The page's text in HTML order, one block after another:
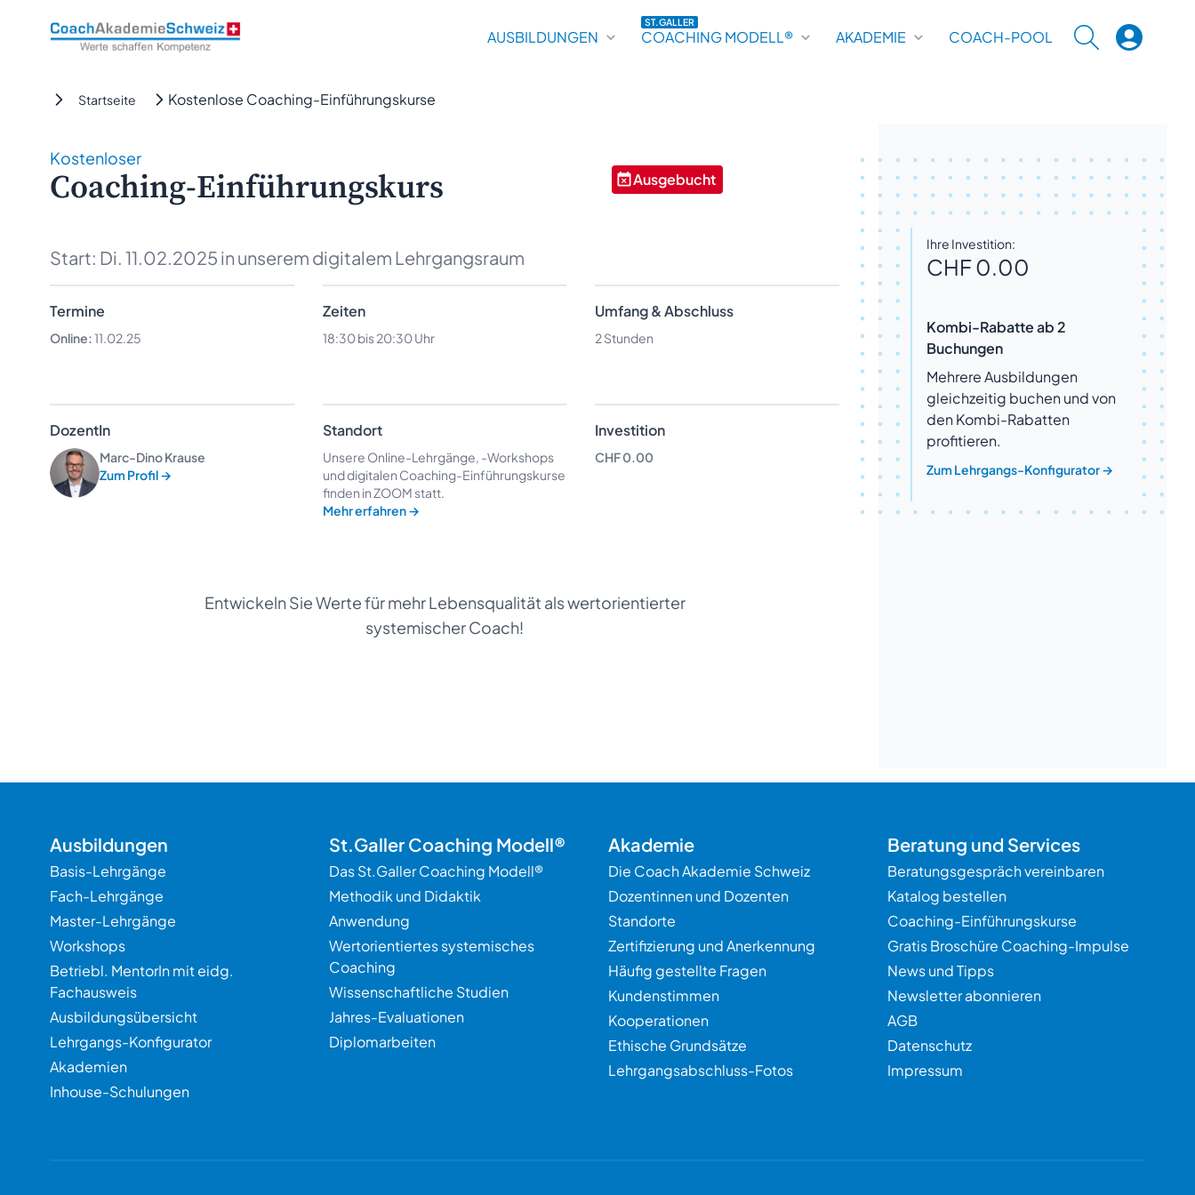
CoachAkademieSchweiz AUSBILDUNGEN
ST.GALLER
COACHING MODELL® AKADEMIE COACH-POOL SUCHE
Startseite Kostenlose Coaching-Einführungskurse
Kostenloser
Coaching-Einführungskurs Ausgebucht
Ihre Investition:
CHF 0.00
Kombi-Rabatte ab 2
Buchungen
Mehrere Ausbildungen
gleichzeitig buchen und von
den Kombi-Rabatten
profitieren.
Zum Lehrgangs-Konfigurator→
Start: Di. 11.02.2025 in unserem digitalem Lehrgangsraum
Termine
Online:11.02.25
Zeiten
18:30 bis 20:30 Uhr
Umfang & Abschluss
2 Stunden
DozentIn
Marc-Dino Krause
Zum Profil→
Standort
Unsere Online-Lehrgänge, -Workshops
und digitalen Coaching-Einführungskurse
finden in ZOOM statt.
Mehr erfahren→
Investition
CHF 0.00
Entwickeln Sie Werte für mehr Lebensqualität als wertorientierter
systemischer Coach!
Ausbildungen
Basis-Lehrgänge
Fach-Lehrgänge
Master-Lehrgänge
Workshops
Betriebl. MentorIn mit eidg.
Fachausweis
Ausbildungsübersicht
Lehrgangs-Konfigurator
Akademien
Inhouse-Schulungen
St.Galler Coaching Modell®
Das St.Galler Coaching Modell®
Methodik und Didaktik
Anwendung
Wertorientiertes systemisches
Coaching
Wissenschaftliche Studien
Jahres-Evaluationen
Diplomarbeiten
Akademie
Die Coach Akademie Schweiz
Dozentinnen und Dozenten
Standorte
Zertifizierung und Anerkennung
Häufig gestellte Fragen
Kundenstimmen
Kooperationen
Ethische Grundsätze
Lehrgangsabschluss-Fotos
Beratung und Services
Beratungsgespräch vereinbaren
Katalog bestellen
Coaching-Einführungskurse
Gratis Broschüre Coaching-Impulse
News und Tipps
Newsletter abonnieren
AGB
Datenschutz
Impressum